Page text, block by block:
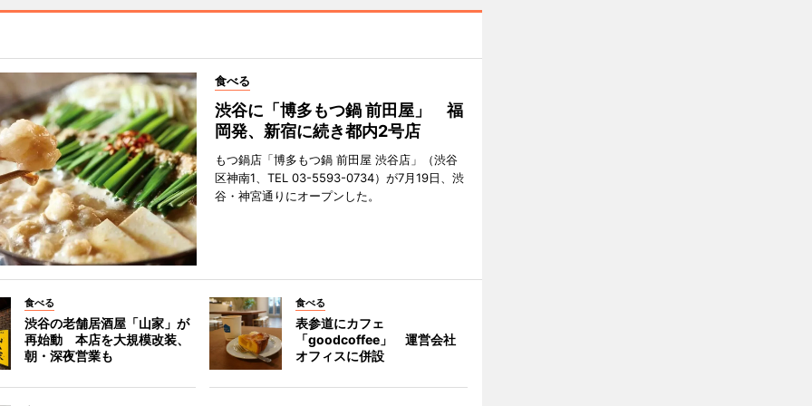
食べる
渋谷に「博多もつ鍋 前田屋」 福
岡発、新宿に続き都内2号店
もつ鍋店「博多もつ鍋 前田屋 渋谷店」（渋谷
区神南1、TEL 03-5593-0734）が7月19日、渋
谷・神宮通りにオープンした。
食べる
渋谷の老舗居酒屋「山家」が
再始動 本店を大規模改装、
朝・深夜営業も
食べる
表参道にカフェ
「goodcoffee」 運営会社
オフィスに併設